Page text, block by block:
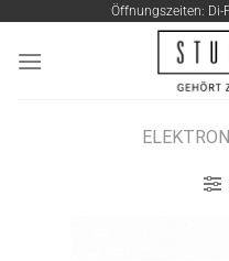
springen
Öffnungszeiten: Di-